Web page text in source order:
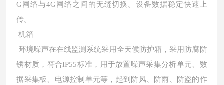
G网络与4G网络之间的无缝切换。设备数据稳定快速上
传。
机箱
环境噪声在在线监测系统采用全天候防护箱，采用防腐防
锈材质，符合IP55标准，用于放置噪声采集分析单元、数
据采集板、电源控制单元等，起到防风、防雨、防盗的作